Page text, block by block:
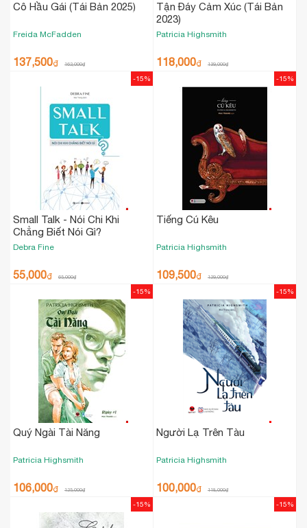
Cô Hầu Gái (Tái Bản 2025)
Freida McFadden
137,500₫ 162,000₫
Tận Đáy Cảm Xúc (Tái Bản
2023)
Patricia Highsmith
118,000₫ 139,000₫
Small Talk - Nói Chi Khi
Chẳng Biết Nói Gì?
Debra Fine
55,000₫ 65,000₫
-15%
Tiếng Cú Kêu
Patricia Highsmith
109,500₫ 129,000₫
-15%
Quý Ngài Tài Năng
Patricia Highsmith
106,000₫ 125,000₫
-15%
Người Lạ Trên Tàu
Patricia Highsmith
100,000₫ 118,000₫
-15%
-15% -15%